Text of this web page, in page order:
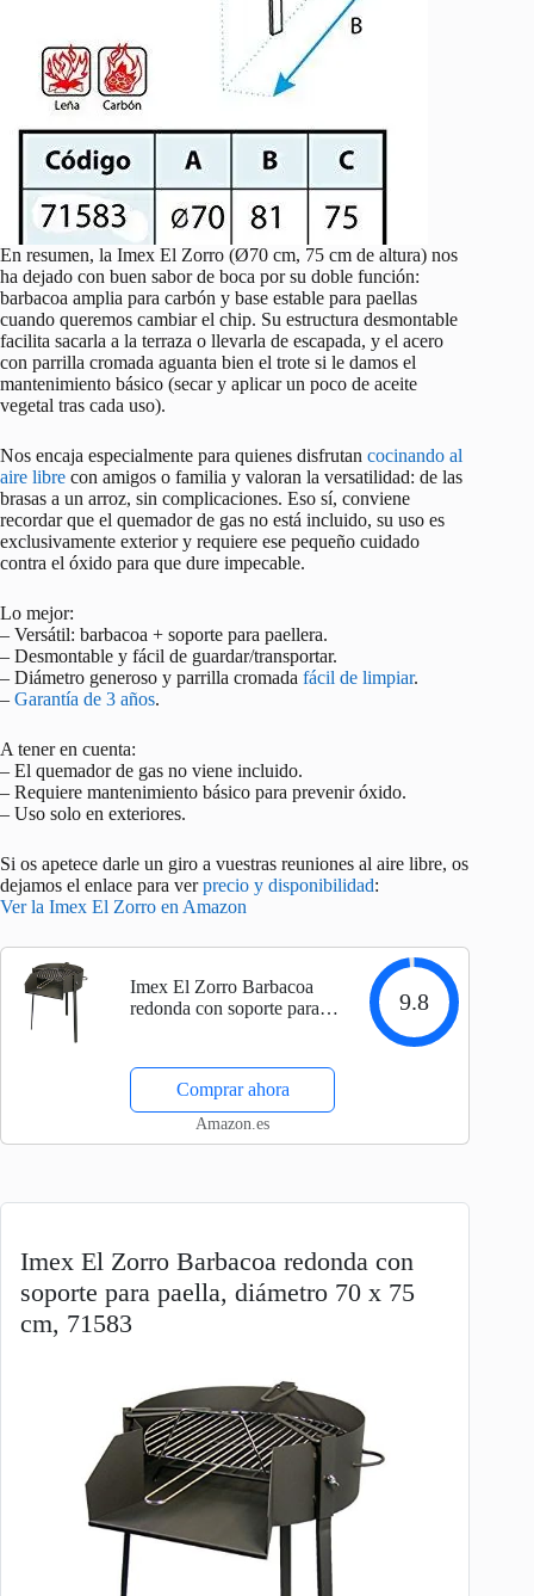
En resumen, la Imex El Zorro (Ø70 cm, 75 cm de altura) nos
ha dejado con buen sabor de boca por su doble función:
barbacoa amplia para carbón y base estable para paellas
cuando queremos cambiar el chip. Su estructura desmontable
facilita sacarla a la terraza o llevarla de escapada, y el acero
con parrilla cromada aguanta bien el trote si le damos el
mantenimiento básico (secar y aplicar un poco de aceite
vegetal tras cada uso).
Nos encaja especialmente para quienes disfrutan cocinando al
aire libre con amigos o familia y valoran la versatilidad: de las
brasas a un arroz, sin complicaciones. Eso sí, conviene
recordar que el quemador de gas no está incluido, su uso es
exclusivamente exterior y requiere ese pequeño cuidado
contra el óxido para que dure impecable.
Lo mejor:
– Versátil: barbacoa + soporte para paellera.
– Desmontable y fácil de guardar/transportar.
– Diámetro generoso y parrilla cromada fácil de limpiar.
– Garantía de 3 años.
A tener en cuenta:
– El quemador de gas no viene incluido.
– Requiere mantenimiento básico para prevenir óxido.
– Uso solo en exteriores.
Si os apetece darle un giro a vuestras reuniones al aire libre, os
dejamos el enlace para verprecio y disponibilidad:
Ver la Imex El Zorro en Amazon
Imex El Zorro Barbacoa
redonda con soporte para
9.8
Comprar ahora
Amazon.es
Imex El Zorro Barbacoa redonda con
soporte para paella, diámetro 70 x 75
cm, 71583